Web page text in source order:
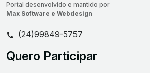
Portal desenvolvido e mantido por
Max Software e Webdesign
(24)99849-5757
Quero Participar